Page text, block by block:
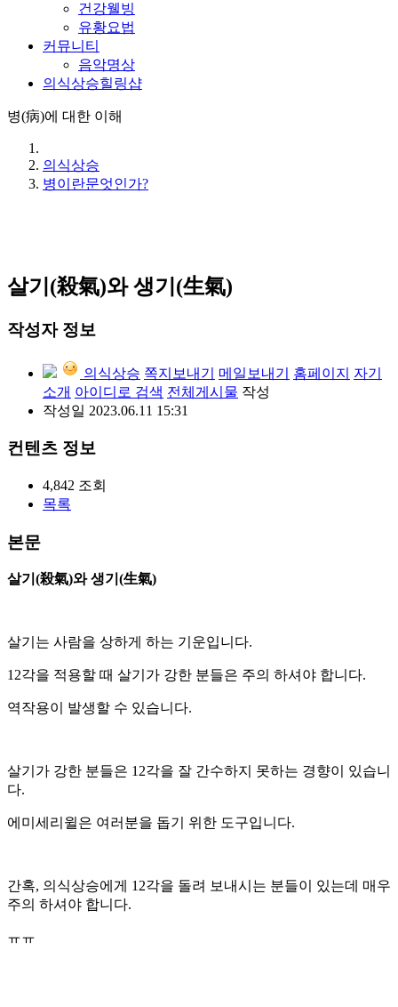
건강웰빙
유황요법
커뮤니티
음악명상
의식상승힐링샵
병(病)에 대한 이해
의식상승
병이란문엇인가?
살기(殺氣)와 생기(生氣)
작성자 정보
의식상승 쪽지보내기 메일보내기 홈페이지
자기
소개 아이디로 검색 전체게시물 작성
작성일 2023.06.11 15:31
컨텐츠 정보
4,842 조회
목록
본문
살기(殺氣)와 생기(生氣)
살기는 사람을 상하게 하는 기운입니다.
12각을 적용할 때 살기가 강한 분들은 주의 하셔야 합니다.
역작용이 발생할 수 있습니다.
살기가 강한 분들은 12각을 잘 간수하지 못하는 경향이 있습니
다.
에미세리윌은 여러분을 돕기 위한 도구입니다.
간혹, 의식상승에게 12각을 돌려 보내시는 분들이 있는데 매우
주의 하셔야 합니다.
ㅠㅠ